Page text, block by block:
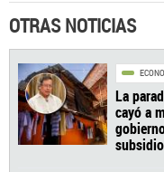
OTRAS NOTICIAS